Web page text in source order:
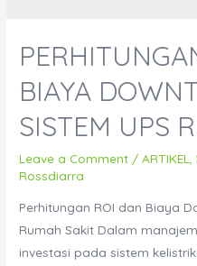
BIAYA
SISTEM UPS
Leave a Comment /ARTIKEL ,
Rossdiarra
Perhitungan ROI dan Biaya
Rumah Sakit Dalam
investasi pada sistem